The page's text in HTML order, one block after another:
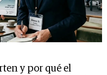
y por qué el